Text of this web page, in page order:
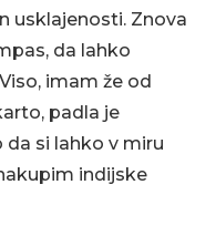
usklajenosti. Znova
da lahko
imam že od
padla je
si lahko v miru
indijske